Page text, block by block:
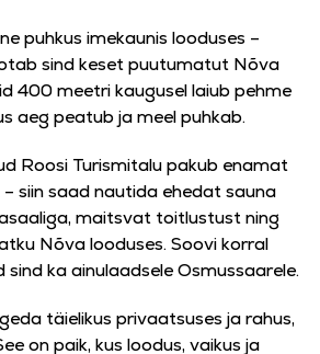
puhkus imekaunis looduses –
sind keset puutumatut Nõva
400 meetri kaugusel laiub pehme
aeg peatub ja meel puhkab.
Roosi Turismitalu pakub enamat
siin saad nautida ehedat sauna
maitsvat toitlustust ning
Nõva looduses. Soovi korral
ka ainulaadsele Osmussaarele.
täielikus privaatsuses ja rahus,
on paik, kus loodus, vaikus ja